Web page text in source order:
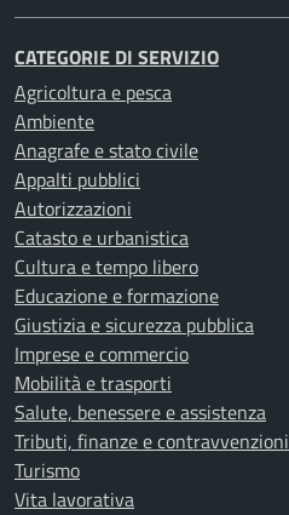
CATEGORIE DI SERVIZIO
Agricoltura e pesca
Ambiente
Anagrafe e stato civile
Appalti pubblici
Autorizzazioni
Catasto e urbanistica
Cultura e tempo libero
Educazione e formazione
Giustizia e sicurezza pubblica
Imprese e commercio
Mobilità e trasporti
Salute, benessere e assistenza
Tributi, finanze e contravvenzioni
Turismo
Vita lavorativa